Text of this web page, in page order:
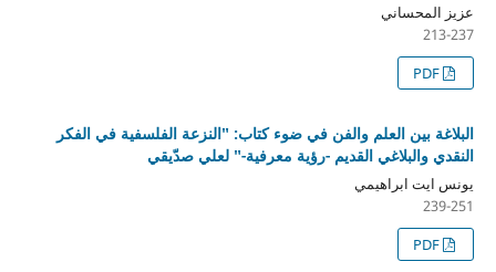
عزيز المحساني
213-237
PDF
البلاغة بين العلم والفن في ضوء كتاب: "النزعة الفلسفية في الفكر
النقدي والبلاغي القديم -رؤية معرفية-" لعلي صدّيقي
يونس ايت ابراهيمي
239-251
PDF